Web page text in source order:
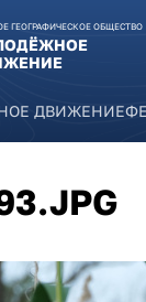
ГЕОГРАФИЧЕСКОЕ ОБЩЕСТВО
ДВИЖЕНИЕ